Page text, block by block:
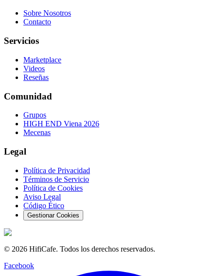
Sobre Nosotros
Contacto
Servicios
Marketplace
Videos
Reseñas
Comunidad
Grupos
HIGH END Viena 2026
Mecenas
Legal
Política de Privacidad
Términos de Servicio
Política de Cookies
Aviso Legal
Código Ético
Gestionar Cookies
© 2026 HifiCafe. Todos los derechos reservados.
Facebook